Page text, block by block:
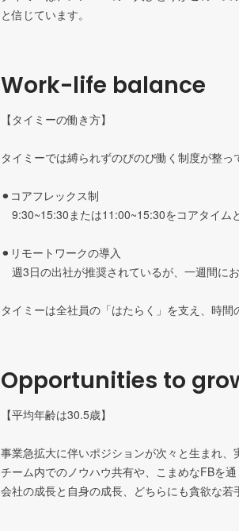
と信じています。
Work-life balance
【タイミーの働き方】
タイミーでは縛られずのびのび働く制度が整っ
⚫︎コアフレックス制
9:30~15:30または11:00~15:30をコアタイム
⚫︎リモートワークの導入
週3日の出社が推奨されているが、一週間に
タイミーは全社員の「はたらく」を支え、時間
Opportunities to
【平均年齢は30.5歳】
事業急拡大に伴いポジションが次々と生まれ、
チーム内でのノウハウ共有や、こまめなFBを